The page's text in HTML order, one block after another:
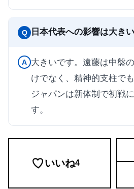
Q 日本代表への影響は大き
A 大きいです。遠藤は中盤
けでなく、精神的支柱で
ジャパンは新体制で初戦
す。
いいね4